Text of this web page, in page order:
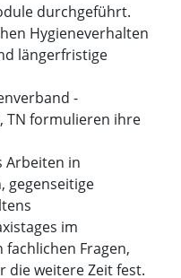
durchgeführt.
Hygieneverhalten
längerfristige
-
TN formulieren ihre
Arbeiten in
gegenseitige
im
fachlichen Fragen,
die weitere Zeit fest.